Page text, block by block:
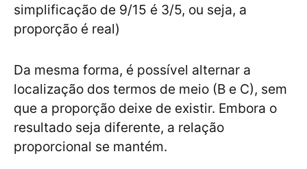
simplificação de 9/15 é 3/5, ou seja, a
proporção é real)
Da mesma forma, é possível alternar a
localização dos termos de meio (B e C), sem
que a proporção deixe de existir. Embora o
resultado seja diferente, a relação
proporcional se mantém.